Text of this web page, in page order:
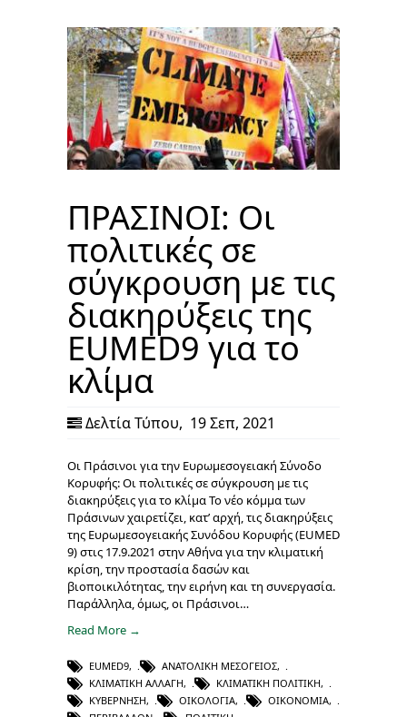
ΠΡΑΣΙΝΟΙ: Οι
πολιτικές σε
σύγκρουση με τις
διακηρύξεις της
EUMED9 για το
κλίμα
Δελτία Τύπου, 19 Σεπ, 2021
Οι Πράσινοι για την Ευρωμεσογειακή Σύνοδο
Κορυφής: Οι πολιτικές σε σύγκρουση με τις
διακηρύξεις για το κλίμα Το νέο κόμμα των
Πράσινων χαιρετίζει, κατ’ αρχή, τις διακηρύξεις
της Ευρωμεσογειακής Συνόδου Κορυφής (EUMED
9) στις 17.9.2021 στην Αθήνα για την κλιματική
κρίση, την προστασία δασών και
βιοποικιλότητας, την ειρήνη και τη συνεργασία.
Παράλληλα, όμως, οι Πράσινοι…
Read More →
EUMED9, ΑΝΑΤΟΛΙΚΉ ΜΕΣΌΓΕΙΟΣ,
ΚΛΙΜΑΤΙΚΉ ΑΛΛΑΓΉ, ΚΛΙΜΑΤΙΚΉ ΠΟΛΙΤΙΚΉ,
ΚΥΒΈΡΝΗΣΗ, ΟΙΚΟΛΟΓΊΑ, ΟΙΚΟΝΟΜΊΑ,